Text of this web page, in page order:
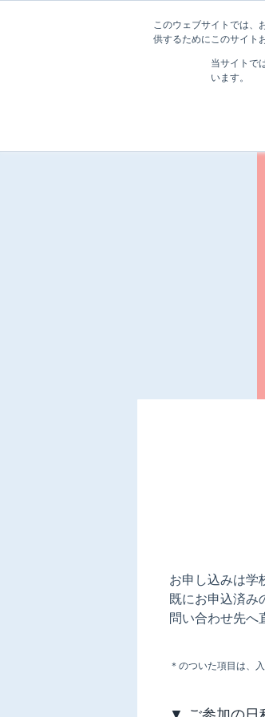
このウェブサイトでは
供するためにこのサイト
当サイトで
います。
お申し込みは学
既にお申込済み
問い合わせ先へ
＊のついた項目は、